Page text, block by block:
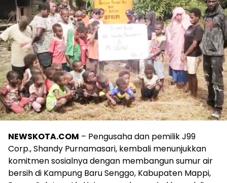
NEWSKOTA.COM – Pengusaha dan pemilik J99
Corp., Shandy Purnamasari, kembali menunjukkan
komitmen sosialnya dengan membangun sumur air
bersih di Kampung Baru Senggo, Kabupaten Mappi,